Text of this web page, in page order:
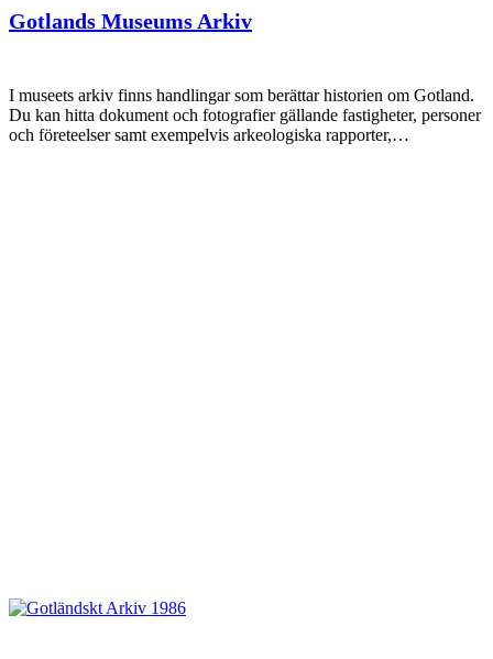
Gotlands Museums Arkiv
I museets arkiv finns handlingar som berättar historien om Gotland.
Du kan hitta dokument och fotografier gällande fastigheter, personer
och företeelser samt exempelvis arkeologiska rapporter,…